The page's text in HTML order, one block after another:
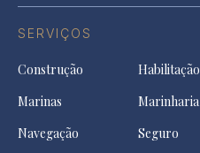
SERVIÇOS
Construção Habilitação
Marinas
Marinharia
Navegação
Seguro